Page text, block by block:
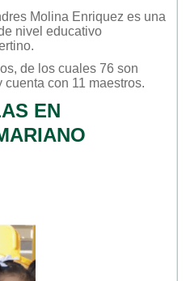
Molina Enriquez es una
nivel educativo
.
de los cuales 76 son
con 11 maestros.
EN